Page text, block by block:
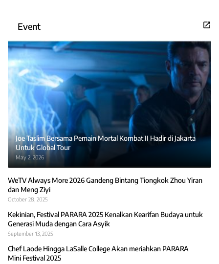
Event
Joe Taslim Bersama Pemain Mortal Kombat II Hadir di Jakarta
Untuk Global Tour
May 2, 2026
WeTV Always More 2026 Gandeng Bintang Tiongkok Zhou Yiran
dan Meng Ziyi
October 28, 2025
Kekinian, Festival PARARA 2025 Kenalkan Kearifan Budaya untuk
Generasi Muda dengan Cara Asyik
September 13, 2025
Chef Laode Hingga LaSalle College Akan meriahkan PARARA
Mini Festival 2025